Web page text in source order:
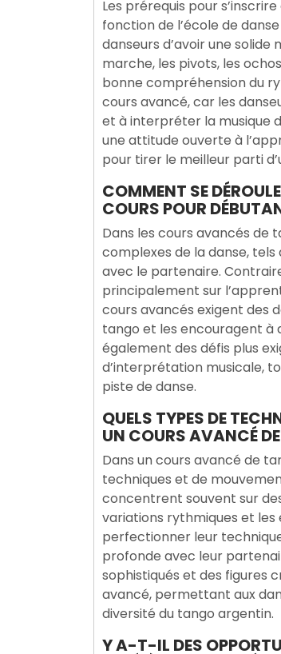
Les prérequis pour
fonction de l’école de
danseurs d’avoir une
marche, les pivots, les
bonne compréhension du
cours avancé, car les
et à interpréter la musique
une attitude ouverte à
pour tirer le meilleur parti
COMMENT SE
COURS POUR
Dans les cours avancés de
complexes de la danse,
avec le partenaire.
principalement sur
cours avancés exigent des
tango et les encouragent à
également des défis plus
d’interprétation musicale,
piste de danse.
QUELS TYPES DE
UN COURS AVANCÉ
Dans un cours avancé de
techniques et de
concentrent souvent sur
variations rythmiques et les
perfectionner leur
profonde avec leur
sophistiqués et des figures
avancé, permettant aux
diversité du tango argentin.
Y A-T-IL DES